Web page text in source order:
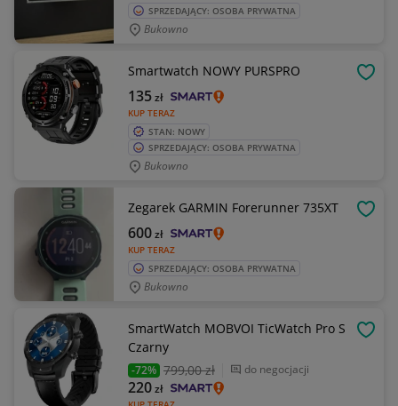
SPRZEDAJĄCY: OSOBA PRYWATNA
Bukowno
Smartwatch NOWY PURSPRO
KUP TERAZ
135zł
STAN: NOWY
SPRZEDAJĄCY: OSOBA PRYWATNA
Bukowno
Zegarek GARMIN Forerunner 735XT
KUP TERAZ
600zł
SPRZEDAJĄCY: OSOBA PRYWATNA
Bukowno
SmartWatch MOBVOI TicWatch Pro S
Czarny
-72% 799,00 zł do negocjacji
220zł